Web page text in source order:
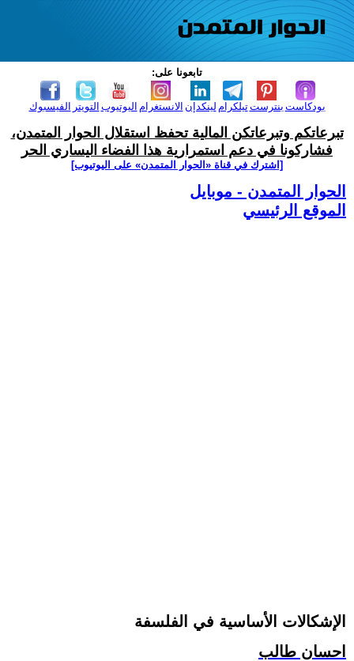
تابعونا على:
الفيسبوك التويتر اليوتيوب الانستغرام لينكدإن تيلكرامبنترست بودكاست
تبرعاتكم وتبرعاتكن المالية تحفظ استقلال الحوار المتمدن،
فشاركونا في دعم استمرارية هذا الفضاء اليساري الحر
[اشترك في قناة ‫«الحوار المتمدن» على اليوتيوب]
الحوار المتمدن - موبايل
الموقع الرئيسي
الإشكالات الأساسية في الفلسفة
احسان طالب